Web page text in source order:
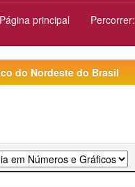
principal Percorrer:
do Nordeste do Brasil